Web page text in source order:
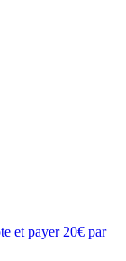
et payer 20€ par